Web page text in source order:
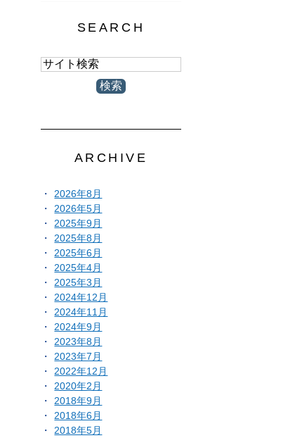
SEARCH
ARCHIVE
2026年8月
2026年5月
2025年9月
2025年8月
2025年6月
2025年4月
2025年3月
2024年12月
2024年11月
2024年9月
2023年8月
2023年7月
2022年12月
2020年2月
2018年9月
2018年6月
2018年5月